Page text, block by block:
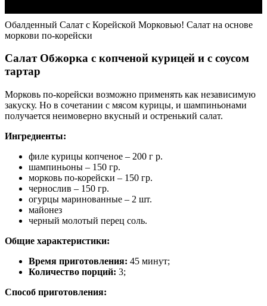
Обалденный Салат с Корейской Морковью! Салат на основе
моркови по-корейски
Салат Обжорка с копченой курицей и с соусом
тартар
Морковь по-корейски возможно применять как независимую
закуску. Но в сочетании с мясом курицы, и шампиньонами
получается неимоверно вкусный и остренький салат.
Ингредиенты:
филе курицы копченое – 200 г р.
шампиньоны – 150 гр.
морковь по-корейски – 150 гр.
чернослив – 150 гр.
огурцы маринованные – 2 шт.
майонез
черный молотый перец соль.
Общие характеристики:
Время приготовления: 45 минут;
Количество порций: 3;
Способ приготовления: